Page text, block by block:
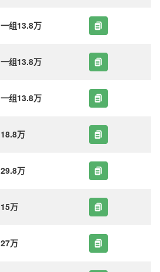
一组13.8万
一组13.8万
一组13.8万
18.8万
29.8万
15万
27万